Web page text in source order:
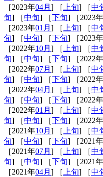
［2023年04月 ] ［ 上旬] ［中
旬] ［中旬] ［下旬] ［2023年
［2023年01月 ] ［ 上旬] ［中
旬] ［中旬] ［下旬] ［2023年
［2022年10月 ] ［ 上旬] ［中
旬] ［中旬] ［下旬] ［2022年
［2022年07月 ] ［ 上旬] ［中
旬] ［中旬] ［下旬] ［2022年
［2022年04月 ] ［ 上旬] ［中
旬] ［中旬] ［下旬] ［2022年
［2022年01月 ] ［ 上旬] ［中
旬] ［中旬] ［下旬] ［2022年
［2021年10月 ] ［ 上旬] ［中
旬] ［中旬] ［下旬] ［2021年
［2021年07月 ] ［ 上旬] ［中
旬] ［中旬] ［下旬] ［2021年
［2021年04月 ] ［ 上旬] ［中